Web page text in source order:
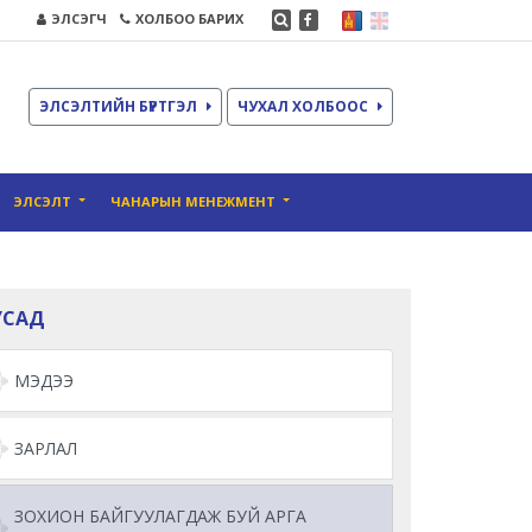
ЭЛСЭГЧ ХОЛБОО БАРИХ
ЭЛСЭЛТИЙН БҮРТГЭЛ ЧУХАЛ ХОЛБООС
ЭЛСЭЛТ ЧАНАРЫН МЕНЕЖМЕНТ
МЭДЭЭ
ЗАРЛАЛ
ЗОХИОН БАЙГУУЛАГДАЖ БУЙ АРГА